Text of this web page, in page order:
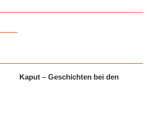
Kaput – Geschichten bei den